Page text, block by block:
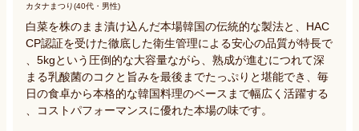
カタナまつり(40代・男性)
白菜を株のまま漬け込んだ本場韓国の伝統的な製法と、HAC
CP認証を受けた徹底した衛生管理による安心の品質が特長で
、5kgという圧倒的な大容量ながら、熟成が進むにつれて深
まる乳酸菌のコクと旨みを最後までたっぷりと堪能でき、毎
日の食卓から本格的な韓国料理のベースまで幅広く活躍する
、コストパフォーマンスに優れた本場の味です。